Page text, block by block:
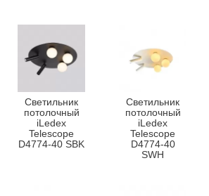
Светильник
потолочный
iLedex
Telescope
D4774-40 SBK
Светильник
потолочный
iLedex
Telescope
D4774-40
SWH